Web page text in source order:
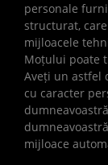
personale
structurat,
mijloacele
Moțului poate
Aveți un astfel
cu caracter
mijloace